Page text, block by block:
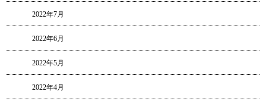
2022年7月
2022年6月
2022年5月
2022年4月